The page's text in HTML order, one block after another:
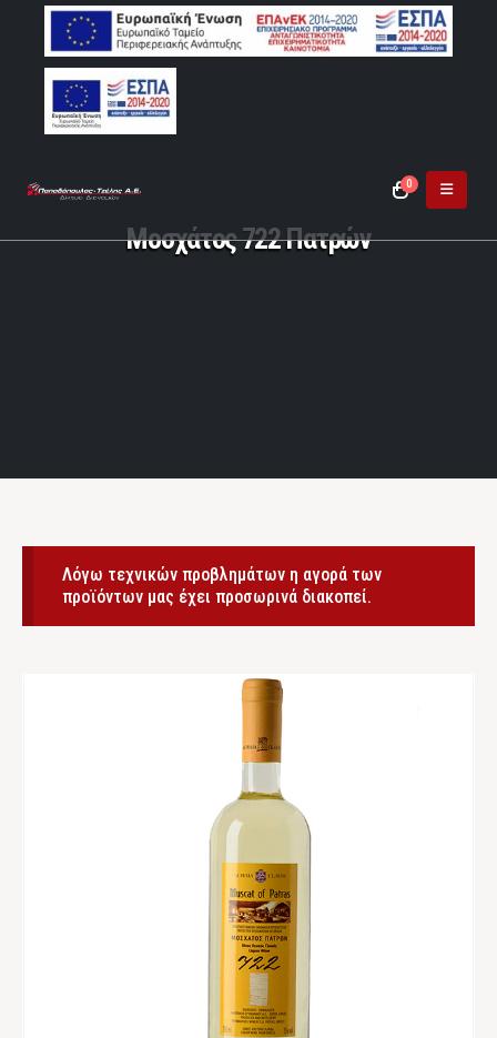
0
Μοσχάτος 722 Πατρών
Λόγω τεχνικών προβλημάτων η αγορά των
προϊόντων μας έχει προσωρινά διακοπεί.